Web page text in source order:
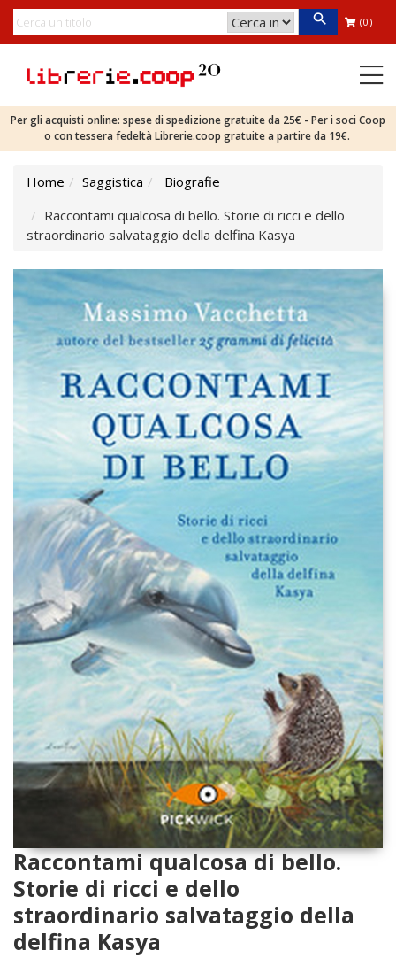
(0)
Per gli acquisti online: spese di spedizione gratuite da 25€ - Per i soci Coop
o con tessera fedeltà Librerie.coop gratuite a partire da 19€.
Home Saggistica
Biografie
Raccontami qualcosa di bello. Storie di ricci e dello
straordinario salvataggio della delfina Kasya
Raccontami qualcosa di bello.
Storie di ricci e dello
straordinario salvataggio della
delfina Kasya